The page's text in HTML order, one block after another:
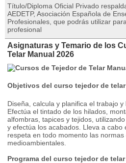
Título/Diploma Oficial Privado
AEDETP, Asociación Española de
Profesionales, que podrás utilizar
profesional
Asignaturas y Temario de los
Telar Manual 2026
Objetivos del curso tejedor de
Diseña, calcula y planifica el trabajo y
Efectúa el tintado de los hilados,
alfombras, tapices y tejidos,
y efectúa los acabados. Lleva a cabo
respeta en todo momento las
medioambientales.
Programa del curso tejedor de